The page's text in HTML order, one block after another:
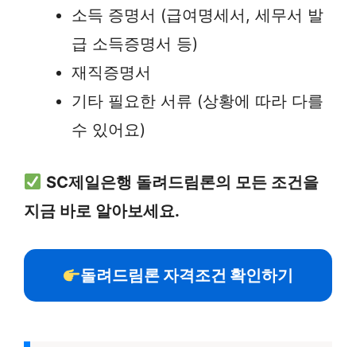
소득 증명서 (급여명세서, 세무서 발
급 소득증명서 등)
재직증명서
기타 필요한 서류 (상황에 따라 다를
수 있어요)
SC제일은행 돌려드림론의 모든 조건을
지금 바로 알아보세요.
돌려드림론 자격조건 확인하기